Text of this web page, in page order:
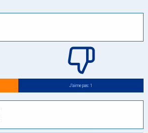
J’aime pas: 1